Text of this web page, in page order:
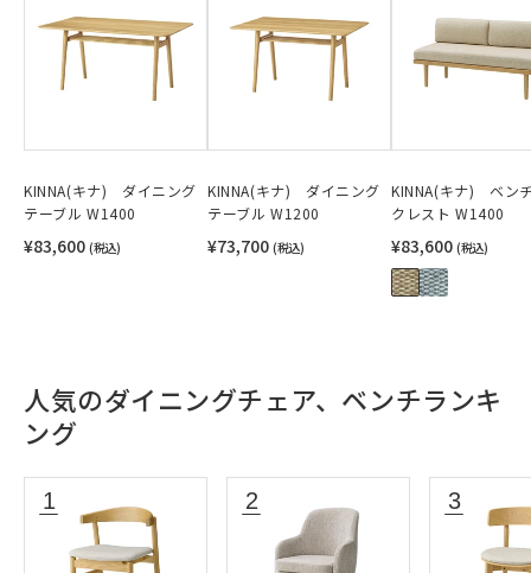
KINNA(キナ) ダイニング
テーブル W1400
¥83,600 (税込)
KINNA(キナ) ダイニング
テーブル W1200
¥73,700 (税込)
KINNA(キナ) ベン
クレスト W1400
¥83,600 (税込)
人気のダイニングチェア、ベンチランキ
ング